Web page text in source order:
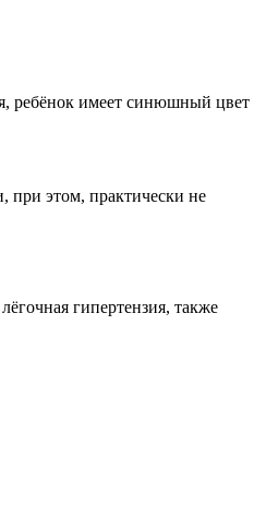
ребёнок имеет синюшный цвет
при этом, практически не
гипертензия, также